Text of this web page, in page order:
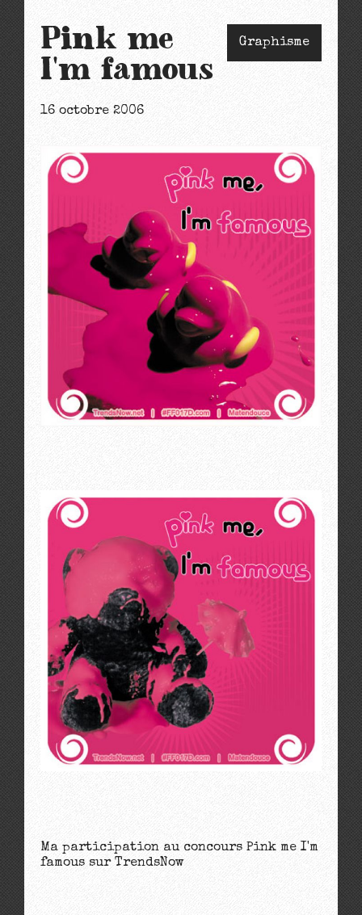
Pink me
I'm famous
16 octobre 2006
Graphisme
Ma participation au concours Pink me I'm
famous sur TrendsNow